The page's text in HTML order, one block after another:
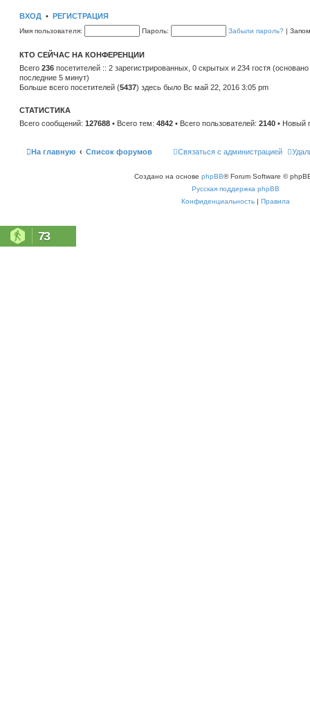
н
м
о
б
щ
е
ю
т
к
о
с
л
е
д
н
у
о
е
ВХОД • РЕГИСТРАЦИЯ
Имя пользователя: Пароль: Забыли пароль? |
КТО СЕЙЧАС НА КОНФЕРЕНЦИИ
Всего 236 посетителей :: 2 зарегистрированных, 0 скрытых и 234 гостя
последние 5 минут)
Больше всего посетителей (5437) здесь было Вс май 22, 2016 3:05 pm
СТАТИСТИКА
Всего сообщений: 127688 • Всего тем: 4842 • Всего пользователей: 2140 • Новый
На главную Список форумов Связаться с администрацией
Создано на основе phpBB® Forum Software ©
Русская поддержка phpBB
Конфиденциальность | Правила
73